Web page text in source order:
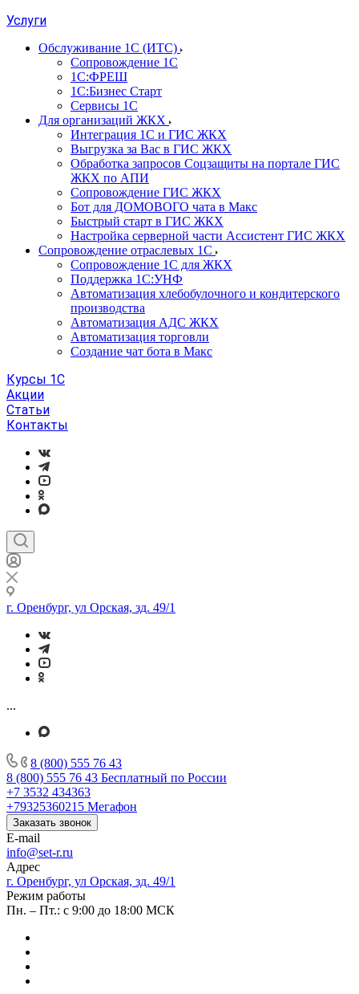
Услуги
Обслуживание 1С (ИТС)
Сопровождение 1С
1С:ФРЕШ
1С:Бизнес Старт
Сервисы 1С
Для организаций ЖКХ
Интеграция 1С и ГИС ЖКХ
Выгрузка за Вас в ГИС ЖКХ
Обработка запросов Соцзащиты на портале ГИС
ЖКХ по АПИ
Сопровождение ГИС ЖКХ
Бот для ДОМОВОГО чата в Макс
Быстрый старт в ГИС ЖКХ
Настройка серверной части Ассистент ГИС ЖКХ
Сопровождение отраслевых 1С
Сопровождение 1С для ЖКХ
Поддержка 1С:УНФ
Автоматизация хлебобулочного и кондитерского
производства
Автоматизация АДС ЖКХ
Автоматизация торговли
Создание чат бота в Макс
Курсы 1С
Акции
Статьи
Контакты
г. Оренбург, ул Орская, зд. 49/1
...
8 (800) 555 76 43
8 (800) 555 76 43 Бесплатный по России
+7 3532 434363
+79325360215 Мегафон
Заказать звонок
E-mail
info@set-r.ru
Адрес
г. Оренбург, ул Орская, зд. 49/1
Режим работы
Пн. – Пт.: с 9:00 до 18:00 МСК